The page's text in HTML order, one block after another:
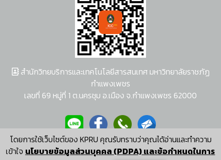
โดยการใช้เว็บไซต์ของ KPRU คุณรับทราบว่าคุณได้อ่านและทำความ
เข้าใจ นโยบายข้อมูลส่วนบุคคล (PDPA) และข้อกำหนดในการ
สำนักวิทยบริการและเทคโนโลยีสารสนเทศ มหาวิทยาลัยราชภัฏ
กำแพงเพชร
เลขที่ 69 หมู่ที่ 1 ต.นครชุม อ.เมือง จ.กำแพงเพชร 62000
ผู้พัฒนาระบบ อนุชา พวงผกา